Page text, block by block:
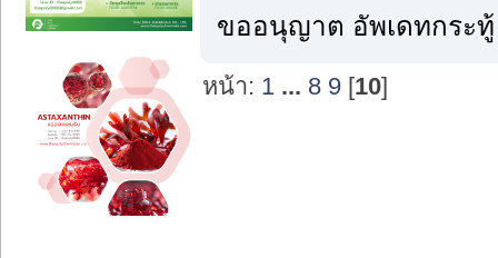
ขออนุญาต อัพเดทกระทู้
หน้า: 1 ... 8 9 [10]